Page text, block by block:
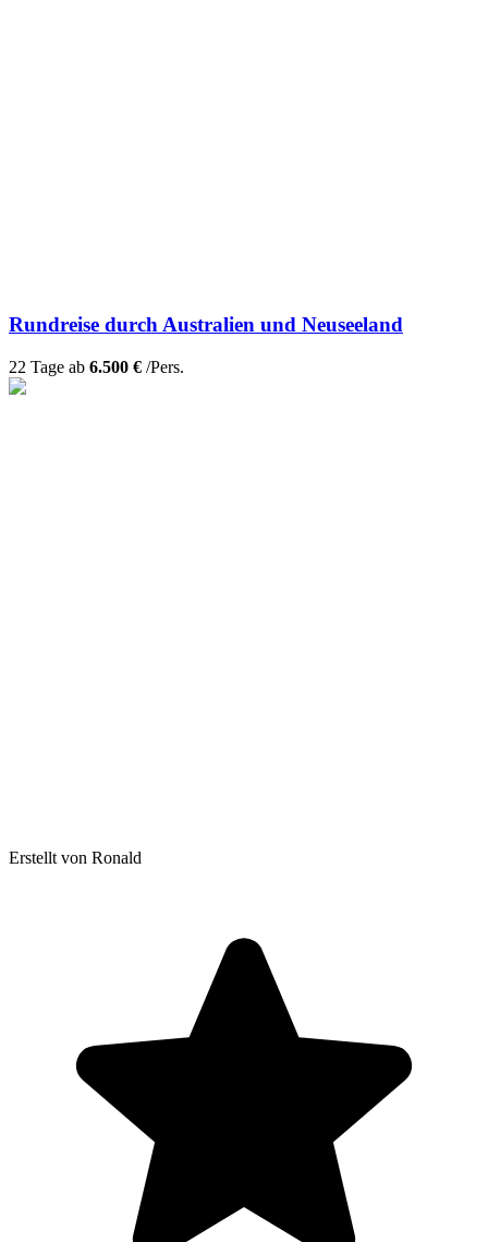
Rundreise durch Australien und Neuseeland
22 Tage ab 6.500 € /Pers.
Erstellt von Ronald